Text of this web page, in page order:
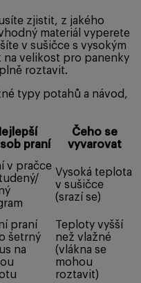
zjistit, z jakého
materiál vyperete
v sušičce s vysokým
na velikost pro panenky
roztavit.
typy potahů a návod,
praní
Čeho se
vyvarovat
v pračce
Vysoká teplota
v sušičce
(srazí se)
praní
šetrný
na
Teploty vyšší
než vlažné
(vlákna se
mohou
roztavit)